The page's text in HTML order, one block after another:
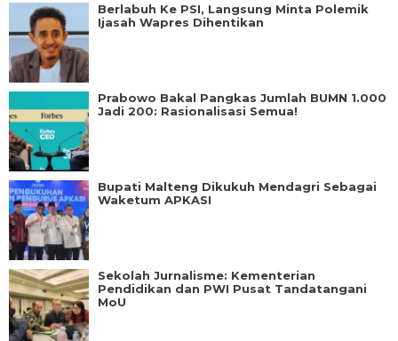
Berlabuh Ke PSI, Langsung Minta Polemik
Ijasah Wapres Dihentikan
Prabowo Bakal Pangkas Jumlah BUMN 1.000
Jadi 200: Rasionalisasi Semua!
Bupati Malteng Dikukuh Mendagri Sebagai
Waketum APKASI
Sekolah Jurnalisme: Kementerian
Pendidikan dan PWI Pusat Tandatangani
MoU